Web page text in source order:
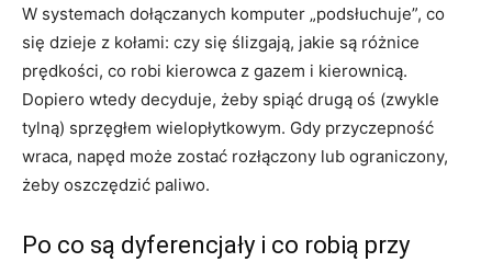
W systemach dołączanych komputer „podsłuchuje”, co
się dzieje z kołami: czy się ślizgają, jakie są różnice
prędkości, co robi kierowca z gazem i kierownicą.
Dopiero wtedy decyduje, żeby spiąć drugą oś (zwykle
tylną) sprzęgłem wielopłytkowym. Gdy przyczepność
wraca, napęd może zostać rozłączony lub ograniczony,
żeby oszczędzić paliwo.
Po co są dyferencjały i co robią przy